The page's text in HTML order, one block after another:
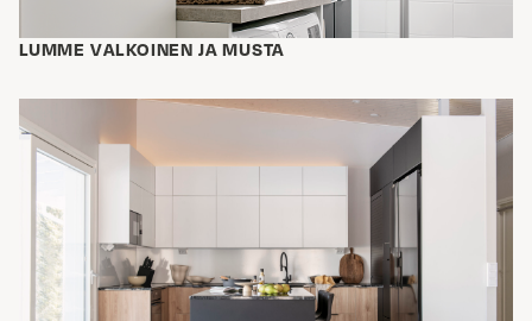
LUMME VALKOINEN JA MUSTA